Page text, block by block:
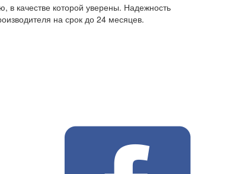
в качестве которой уверены. Надежность
на срок до 24 месяцев.